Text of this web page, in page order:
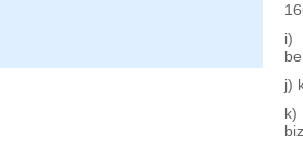
i)
j)
k)